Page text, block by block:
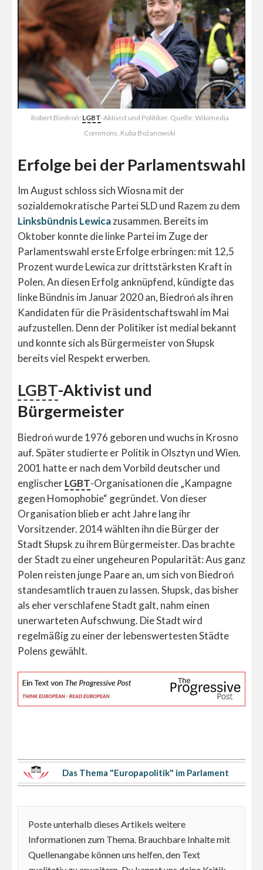
Robert Biedroń: LGBT-Aktivist und Politiker. Quelle: Wikimedia
Commons, Kuba Bożanowski
Erfolge bei der Parlamentswahl
Im August schloss sich Wiosna mit der
sozialdemokratische Partei SLD und Razem zu dem
Linksbündnis Lewicazusammen. Bereits im
Oktober konnte die linke Partei im Zuge der
Parlamentswahl erste Erfolge erbringen: mit 12,5
Prozent wurde Lewica zur drittstärksten Kraft in
Polen. An diesen Erfolg anknüpfend, kündigte das
linke Bündnis im Januar 2020 an, Biedroń als ihren
Kandidaten für die Präsidentschaftswahl im Mai
aufzustellen. Denn der Politiker ist medial bekannt
und konnte sich als Bürgermeister von Słupsk
bereits viel Respekt erwerben.
LGBT-Aktivist und
Bürgermeister
Biedroń wurde 1976 geboren und wuchs in Krosno
auf. Später studierte er Politik in Olsztyn und Wien.
2001 hatte er nach dem Vorbild deutscher und
englischerLGBT-Organisationen die „Kampagne
gegen Homophobie“ gegründet. Von dieser
Organisation blieb er acht Jahre lang ihr
Vorsitzender. 2014 wählten ihn die Bürger der
Stadt Słupsk zu ihrem Bürgermeister. Das brachte
der Stadt zu einer ungeheuren Popularität: Aus ganz
Polen reisten junge Paare an, um sich von Biedroń
standesamtlich trauen zu lassen. Słupsk, das bisher
als eher verschlafene Stadt galt, nahm einen
unerwarteten Aufschwung. Die Stadt wird
regelmäßig zu einer der lebenswertesten Städte
Polens gewählt.
Das Thema "Europapolitik" im Parlament
Poste unterhalb dieses Artikels weitere
Informationen zum Thema. Brauchbare Inhalte mit
Quellenangabe können uns helfen, den Text